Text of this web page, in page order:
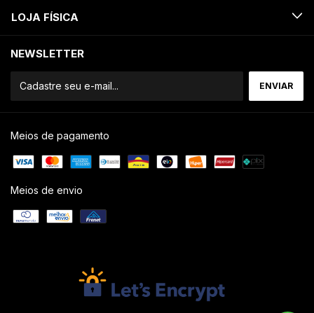
LOJA FÍSICA
NEWSLETTER
Meios de pagamento
Meios de envio